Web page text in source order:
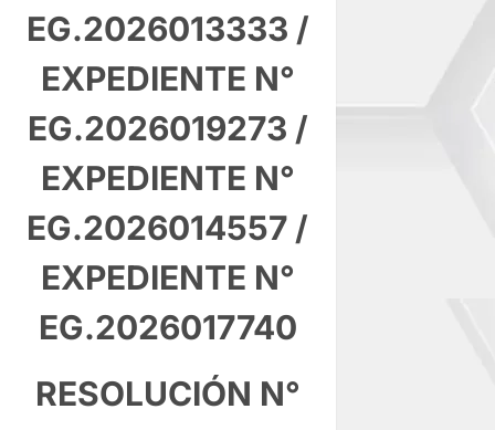
EG.2026013333 /
EXPEDIENTE N°
EG.2026019273 /
EXPEDIENTE N°
EG.2026014557 /
EXPEDIENTE N°
EG.2026017740
RESOLUCIÓN N°